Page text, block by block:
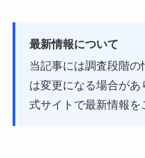
最新情報について
当記事には調査段階
は変更になる場合が
式サイトで最新情報を